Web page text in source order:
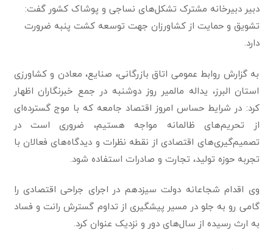
دبیر دبیرخانه مشترک تشکل‌های نساجی و پوشاک کشور گفت:
تشویق و حمایت از کشاورزان جهت توسعه کشت پنبه ضرورت
دارد.
به گزارش روابط عمومی اتاق بازرگانی، صنایع، معادن و کشاورزی
استان البرز، یداله مالمیر روز دوشنبه در جمع خبرنگاران اظهار‌
کرد: در شرایط حساس امروز اقتصاد جامعه که با موج گسترده‌ای
از تحریم‌های ظالمانه مواجه هستیم، ضروری است در
تصمیم‌گيری‌های اقتصادی از نقطه نظرات و دیدگاه‌های فعالان با
تجربه حوزه تولید، تجارت و صادرات استفاده شود.
وی اقدام شجاعانه دولت سیزدهم در اجرای جراحی اقتصادی را
گامی رو به جلو در مسیر پیشگیری از تداوم‌ گسترش رانت و فساد
به ارث رسیده از سال‌های دور و نزدیک عنوان کرد.